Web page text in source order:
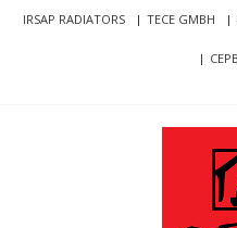
Skip
SkipIRSAP RADIATORS TECE GMBH